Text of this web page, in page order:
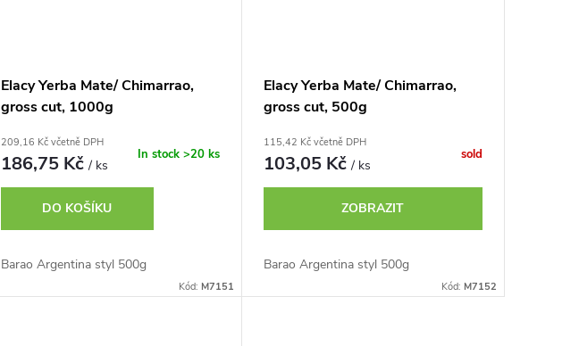
Elacy Yerba Mate/ Chimarrao,
gross cut, 1000g
209,16 Kč včetně DPH
186,75 Kč/ ks
In stock >20 ks
DO KOŠÍKU
Barao Argentina styl 500g
Kód: M7151
Elacy Yerba Mate/ Chimarrao,
gross cut, 500g
115,42 Kč včetně DPH
103,05 Kč/ ks
sold
ZOBRAZIT
Barao Argentina styl 500g
Kód: M7152